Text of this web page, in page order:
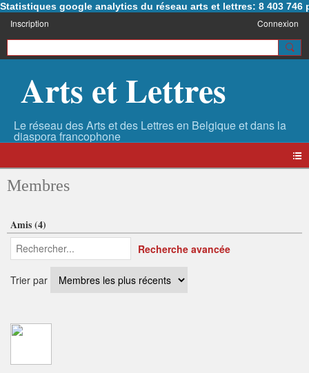
Statistiques google analytics du réseau arts et lettres: 8 403 746
Inscription Connexion
Arts et Lettres
Membres
Amis (4)
Trier par
Recherche avancée